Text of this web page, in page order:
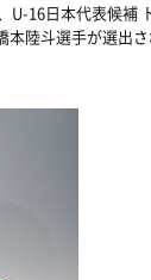
U-16日本代表候補
本陸斗選手が選出